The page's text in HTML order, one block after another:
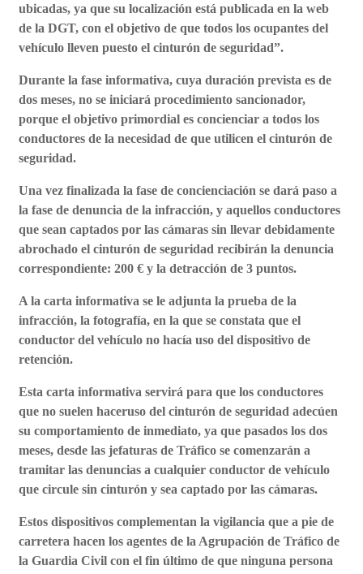
ubicadas, ya que su localización está publicada en la web
de la DGT, con el objetivo de que todos los ocupantes del
vehículo lleven puesto el cinturón de seguridad”.
Durante la fase informativa, cuya duración prevista es de
dos meses, no se iniciará procedimiento sancionador,
porque el objetivo primordial es concienciar a todos los
conductores de la necesidad de que utilicen el cinturón de
seguridad.
Una vez finalizada la fase de concienciación se dará paso a
la fase de denuncia de la infracción, y aquellos conductores
que sean captados por las cámaras sin llevar debidamente
abrochado el cinturón de seguridad recibirán la denuncia
correspondiente: 200 € y la detracción de 3 puntos.
A la carta informativa se le adjunta la prueba de la
infracción, la fotografía, en la que se constata que el
conductor del vehículo no hacía uso del dispositivo de
retención.
Esta carta informativa servirá para que los conductores
que no suelen haceruso del cinturón de seguridad adecúen
su comportamiento de inmediato, ya que pasados los dos
meses, desde las jefaturas de Tráfico se comenzarán a
tramitar las denuncias a cualquier conductor de vehículo
que circule sin cinturón y sea captado por las cámaras.
Estos dispositivos complementan la vigilancia que a pie de
carretera hacen los agentes de la Agrupación de Tráfico de
la Guardia Civil con el fin último de que ninguna persona